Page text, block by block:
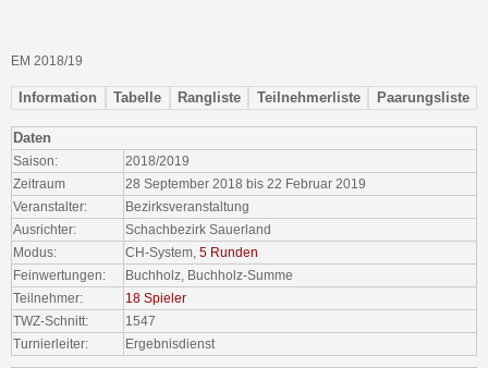
EM 2018/19
Information Tabelle Rangliste Teilnehmerliste Paarungsliste
Daten
Saison:
2018/2019
Zeitraum
28 September 2018 bis 22 Februar 2019
Veranstalter:
Bezirksveranstaltung
Ausrichter:
Schachbezirk Sauerland
Modus:
CH-System,5 Runden
Feinwertungen:
Buchholz, Buchholz-Summe
Teilnehmer:
18 Spieler
TWZ-Schnitt:
1547
Turnierleiter:
Ergebnisdienst